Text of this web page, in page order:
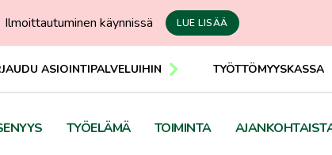
Ilmoittautuminen käynnissä LUE LISÄÄ
ASIOINTIPALVELUIHIN TYÖTTÖMYYSKASSA
TYÖELÄMÄ TOIMINTA